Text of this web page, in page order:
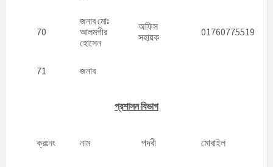
70
জনাব মোঃ
আলমগীর
হোসেন
অফিস
সহায়ক
01760775519
71 জনাব
প্রশাসন বিভাগ
ক্রঃনং নাম পদবী মোবাইল